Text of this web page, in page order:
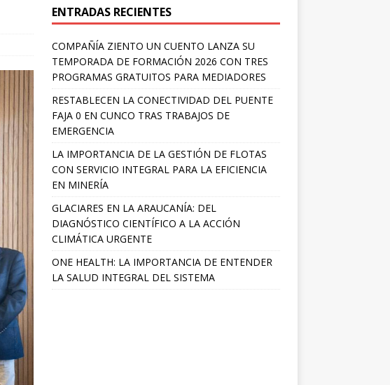
ENTRADAS RECIENTES
COMPAÑÍA ZIENTO UN CUENTO LANZA SU
TEMPORADA DE FORMACIÓN 2026 CON TRES
PROGRAMAS GRATUITOS PARA MEDIADORES
RESTABLECEN LA CONECTIVIDAD DEL PUENTE
FAJA 0 EN CUNCO TRAS TRABAJOS DE
EMERGENCIA
LA IMPORTANCIA DE LA GESTIÓN DE FLOTAS
CON SERVICIO INTEGRAL PARA LA EFICIENCIA
EN MINERÍA
GLACIARES EN LA ARAUCANÍA: DEL
DIAGNÓSTICO CIENTÍFICO A LA ACCIÓN
CLIMÁTICA URGENTE
ONE HEALTH: LA IMPORTANCIA DE ENTENDER
LA SALUD INTEGRAL DEL SISTEMA